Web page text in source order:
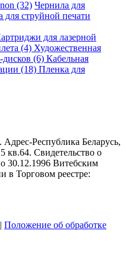
(32) Чернила для
для струйной печати
для лазерной
(4) Художественная
дисков (6) Кабельная
(18) Пленка для
Республика Беларусь,
кв.64. Свидетельство о
30.12.1996 Витебским
в Торговом реестре:
| Положение об обработке